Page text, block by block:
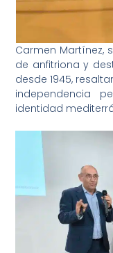
Carmen Martínez,
de anfitriona y
desde 1945,
independencia
identidad